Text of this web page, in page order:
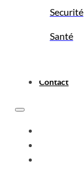
Securité
Santé
Contact